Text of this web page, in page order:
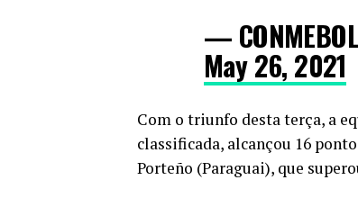
—
May 26, 2021
Com o triunfo desta terça, a
classificada, alcançou 16
Porteño (Paraguai), que